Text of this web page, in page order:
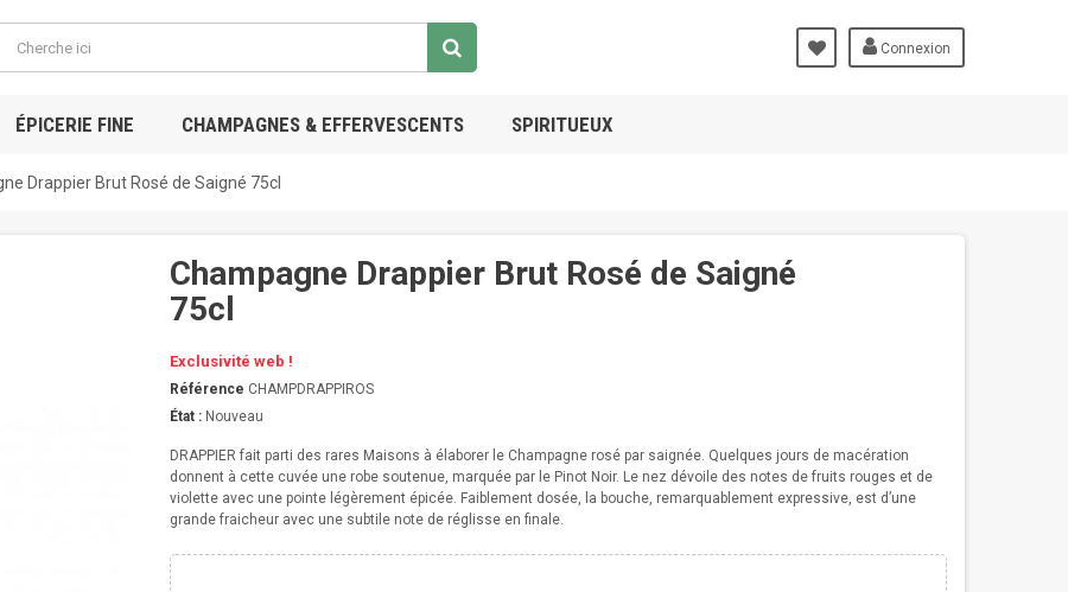
Connexion
ÉPICERIE FINE CHAMPAGNES & EFFERVESCENTS SPIRITUEUX
Drappier Brut Rosé de Saigné 75cl
Champagne Drappier Brut Rosé de Saigné
75cl
Exclusivité web !
Référence CHAMPDRAPPIROS
État : Nouveau
DRAPPIER fait parti des rares Maisons à élaborer le Champagne rosé par saignée. Quelques jours de macération
donnent à cette cuvée une robe soutenue, marquée par le Pinot Noir. Le nez dévoile des notes de fruits rouges et de
violette avec une pointe légèrement épicée. Faiblement dosée, la bouche, remarquablement expressive, est d’une
grande fraicheur avec une subtile note de réglisse en finale.